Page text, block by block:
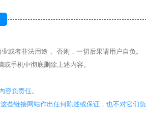
或者非法用途， 否则，一切后果请用户自负。
手机中彻底删除上述内容。
负责任。
些链接网站作出任何陈述或保证，也不对它们负